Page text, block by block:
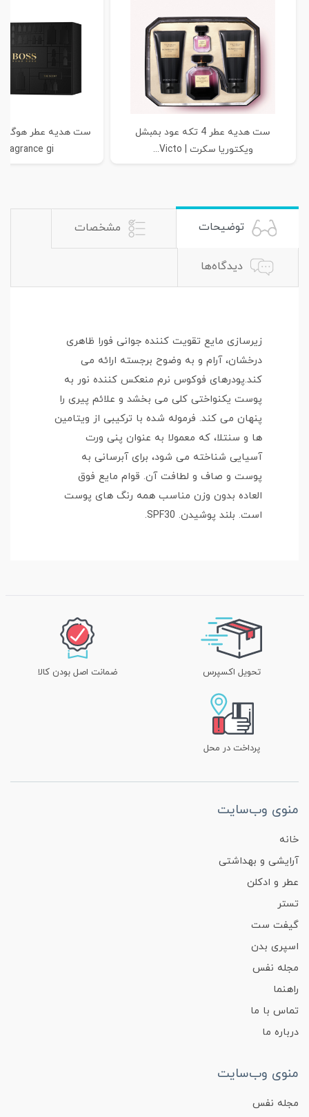
ست هدیه عطر 4 تکه عود بمبشل
ویکتوریا سکرت | Victo...
gi...
توضیحات مشخصات
دیدگاه‌ها
زیرسازی مایع تقویت کننده جوانی فورا ظاهری
درخشان، آرام و به وضوح برجسته ارائه می
کند.پودرهای فوکوس نرم منعکس کننده نور به
پوست یکنواختی کلی می بخشد و علائم پیری را
پنهان می کند. فرموله شده با ترکیبی از ویتامین
ها و سنتلا، که معمولا به عنوان پنی ورت
آسیایی شناخته می شود، برای آبرسانی به
پوست و صاف و لطافت آن. قوام مایع فوق
العاده بدون وزن مناسب همه رنگ های پوست
است. بلند پوشیدن. SPF30.
تحویل اکسپرس ضمانت اصل بودن کالا
پرداخت در محل
منوی وب‌سایت
خانه
آرایشی و بهداشتی
عطر و ادکلن
تستر
گیفت ست
اسپری بدن
مجله نفس
راهنما
تماس با ما
درباره ما
منوی وب‌سایت
مجله نفس